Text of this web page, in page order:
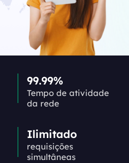
99.99%
Tempo de atividade
da rede
Ilimitado
requisições
simultâneas